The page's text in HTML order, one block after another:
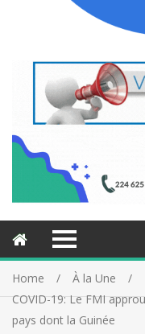
Home
À la Une
COVID-19: Le FMI
pays dont la Guinée